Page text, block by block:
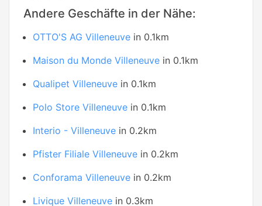
Andere Geschäfte in der Nähe:
OTTO'S AG Villeneuve in 0.1km
Maison du Monde Villeneuve in 0.1km
Qualipet Villeneuve in 0.1km
Polo Store Villeneuve in 0.1km
Interio - Villeneuve in 0.2km
Pfister Filiale Villeneuve in 0.2km
Conforama Villeneuve in 0.2km
Livique Villeneuve in 0.3km